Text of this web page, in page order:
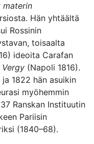
materin
Hän yhtäältä
Rossinin
toisaalta
ideoita Carafan
Vergy (Napoli 1816).
1822 hän asuikin
myöhemmin
Ranskan Instituutin
Pariisin
(1840–68).